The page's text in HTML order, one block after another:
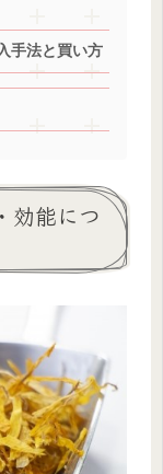
手法と買い方
効能につ